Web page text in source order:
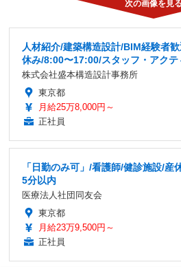
人材紹介/建築構造設計/BIM経験者
休み/8:00〜17:00/スタッフ・アクテ
株式会社盛本構造設計事務所
東京都
月給25万8,000円～
正社員
「日勤のみ可」/看護師/健診施設/産
5分以内
医療法人社団同友会
東京都
月給23万9,500円～
正社員